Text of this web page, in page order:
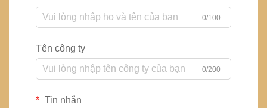
0/100
Tên công ty
0/200
Tin nhắn